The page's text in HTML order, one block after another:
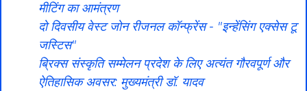
मीटिंग का आमंत्रण
दो दिवसीय वेस्ट जोन रीजनल कॉन्फ्रेंस - "इन्हेंसिंग एक्सेस टू
जस्टिस"
ब्रिक्स संस्कृति सम्मेलन प्रदेश के लिए अत्यंत गौरवपूर्ण और
ऐतिहासिक अवसर: मुख्यमंत्री डॉ. यादव